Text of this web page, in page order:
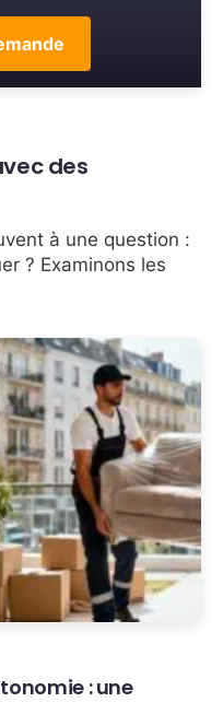
des
à une question :
? Examinons les
: une